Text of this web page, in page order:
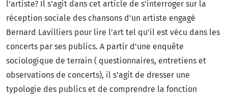
l’artiste? Il s’agit dans cet article de s’interroger sur la
réception sociale des chansons d’un artiste engagé
Bernard Lavilliers pour lire l’art tel qu’il est vécu dans les
concerts par ses publics. A partir d’une enquête
sociologique de terrain ( questionnaires, entretiens et
observations de concerts), il s’agit de dresser une
typologie des publics et de comprendre la fonction